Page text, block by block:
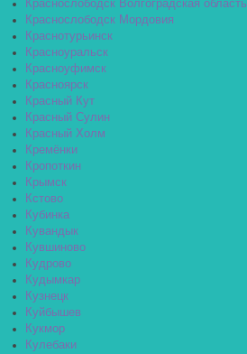
Краснослободск Волгоградская область
Краснослободск Мордовия
Краснотурьинск
Красноуральск
Красноуфимск
Красноярск
Красный Кут
Красный Сулин
Красный Холм
Кремёнки
Кропоткин
Крымск
Кстово
Кубинка
Кувандык
Кувшиново
Кудрово
Кудымкар
Кузнецк
Куйбышев
Кукмор
Кулебаки